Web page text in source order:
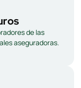
de las
aseguradoras.